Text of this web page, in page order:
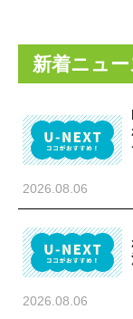
新着ニュー
2026.08.06
2026.08.06